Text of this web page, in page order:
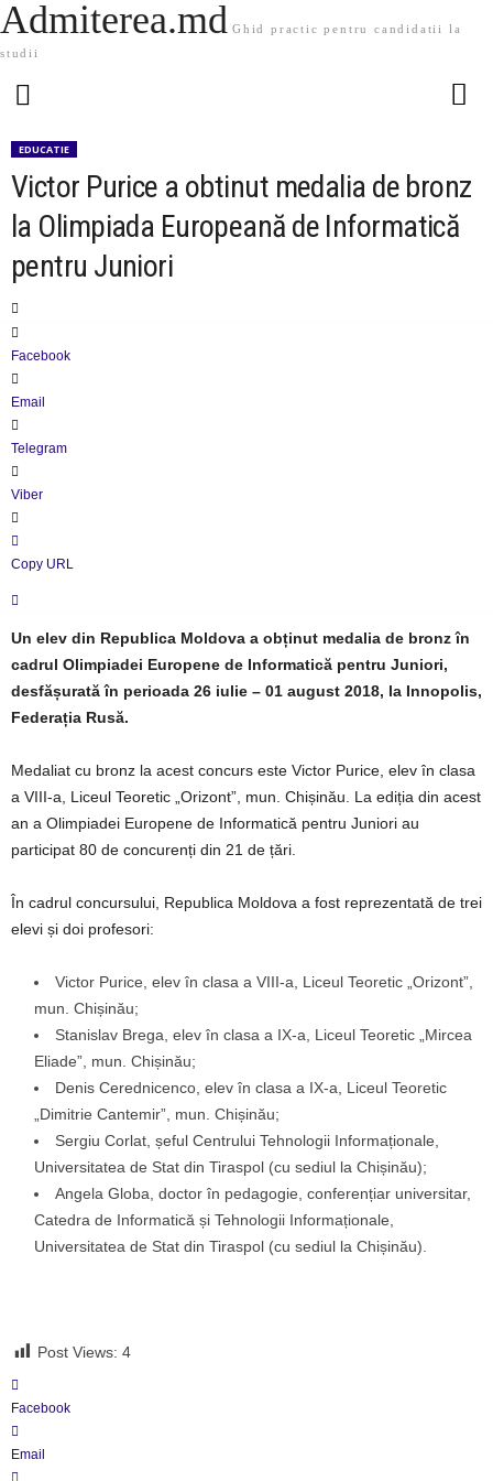
Admiterea.md Ghid practic pentru candidatii la
studii
EDUCATIE
Victor Purice a obtinut medalia de bronz
la Olimpiada Europeană de Informatică
pentru Juniori
Facebook
Email
Telegram
Viber
Copy URL
Un elev din Republica Moldova a obținut medalia de bronz în
cadrul Olimpiadei Europene de Informatică pentru Juniori,
desfășurată în perioada 26 iulie – 01 august 2018, la Innopolis,
Federația Rusă.
Medaliat cu bronz la acest concurs este Victor Purice, elev în clasa
a VIII-a, Liceul Teoretic „Orizont”, mun. Chișinău. La ediția din acest
an a Olimpiadei Europene de Informatică pentru Juniori au
participat 80 de concurenți din 21 de țări.
În cadrul concursului, Republica Moldova a fost reprezentată de trei
elevi și doi profesori:
Victor Purice, elev în clasa a VIII-a, Liceul Teoretic „Orizont”,
mun. Chișinău;
Stanislav Brega, elev în clasa a IX-a, Liceul Teoretic „Mircea
Eliade”, mun. Chișinău;
Denis Cerednicenco, elev în clasa a IX-a, Liceul Teoretic
„Dimitrie Cantemir”, mun. Chișinău;
Sergiu Corlat, șeful Centrului Tehnologii Informaționale,
Universitatea de Stat din Tiraspol (cu sediul la Chișinău);
Angela Globa, doctor în pedagogie, conferențiar universitar,
Catedra de Informatică și Tehnologii Informaționale,
Universitatea de Stat din Tiraspol (cu sediul la Chișinău).
Post Views: 4
Facebook
Email